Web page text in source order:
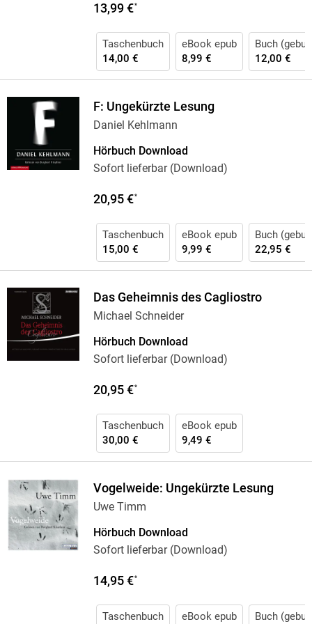
13,99 €*
Taschenbuch
14,00 €
eBook epub
8,99 €
Buch
12,00 €
F: Ungekürzte Lesung
Daniel Kehlmann
Hörbuch Download
Sofort lieferbar (Download)
20,95 €*
Taschenbuch
15,00 €
eBook epub
9,99 €
Buch
22,95 €
Das Geheimnis des Cagliostro
Michael Schneider
Hörbuch Download
Sofort lieferbar (Download)
20,95 €*
Taschenbuch
30,00 €
eBook epub
9,49 €
Vogelweide: Ungekürzte Lesung
Uwe Timm
Hörbuch Download
Sofort lieferbar (Download)
14,95 €*
Taschenbuch
eBook epub
Buch